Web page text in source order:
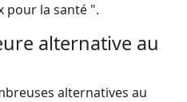
pour la santé ".
alternative au
alternatives au